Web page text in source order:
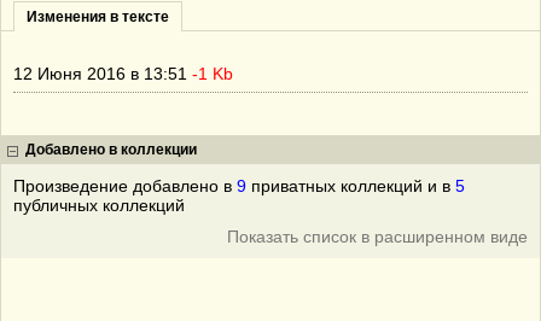
Изменения в тексте
12 Июня 2016 в 13:51 -1 Kb
Добавлено в коллекции
Произведение добавлено в 9 приватных коллекций и в 5
публичных коллекций
Показать список в расширенном виде